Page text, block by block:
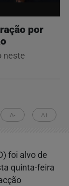
por
neste
A- A+
foi alvo de
quinta-feira